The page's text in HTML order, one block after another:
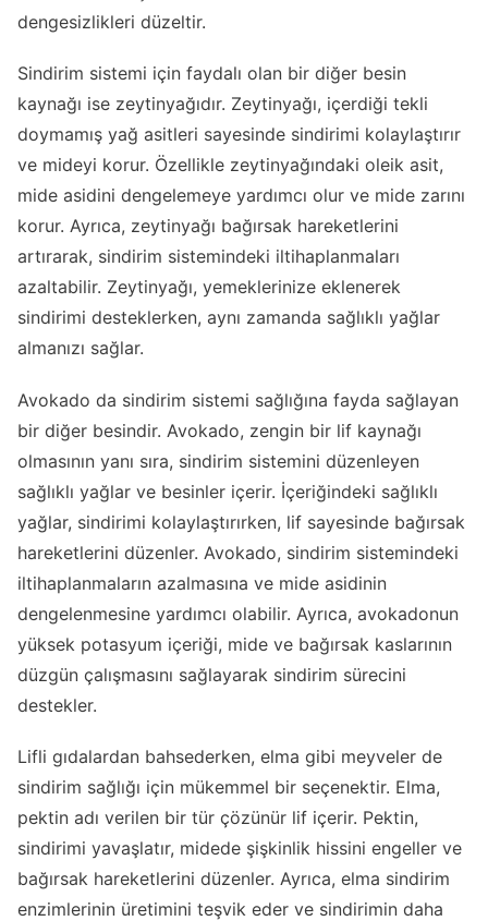
dengesizlikleri düzeltir.
Sindirim sistemi için faydalı olan bir diğer besin
kaynağı ise zeytinyağıdır. Zeytinyağı, içerdiği tekli
doymamış yağ asitleri sayesinde sindirimi kolaylaştırır
ve mideyi korur. Özellikle zeytinyağındaki oleik asit,
mide asidini dengelemeye yardımcı olur ve mide zarını
korur. Ayrıca, zeytinyağı bağırsak hareketlerini
artırarak, sindirim sistemindeki iltihaplanmaları
azaltabilir. Zeytinyağı, yemeklerinize eklenerek
sindirimi desteklerken, aynı zamanda sağlıklı yağlar
almanızı sağlar.
Avokado da sindirim sistemi sağlığına fayda sağlayan
bir diğer besindir. Avokado, zengin bir lif kaynağı
olmasının yanı sıra, sindirim sistemini düzenleyen
sağlıklı yağlar ve besinler içerir. İçeriğindeki sağlıklı
yağlar, sindirimi kolaylaştırırken, lif sayesinde bağırsak
hareketlerini düzenler. Avokado, sindirim sistemindeki
iltihaplanmaların azalmasına ve mide asidinin
dengelenmesine yardımcı olabilir. Ayrıca, avokadonun
yüksek potasyum içeriği, mide ve bağırsak kaslarının
düzgün çalışmasını sağlayarak sindirim sürecini
destekler.
Lifli gıdalardan bahsederken, elma gibi meyveler de
sindirim sağlığı için mükemmel bir seçenektir. Elma,
pektin adı verilen bir tür çözünür lif içerir. Pektin,
sindirimi yavaşlatır, midede şişkinlik hissini engeller ve
bağırsak hareketlerini düzenler. Ayrıca, elma sindirim
enzimlerinin üretimini teşvik eder ve sindirimin daha